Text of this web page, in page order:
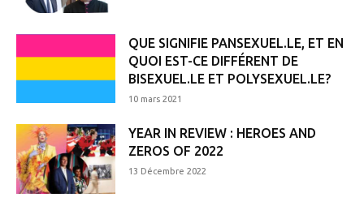
QUE SIGNIFIE PANSEXUEL.LE, ET EN
QUOI EST-CE DIFFÉRENT DE
BISEXUEL.LE ET POLYSEXUEL.LE?
10 mars 2021
YEAR IN REVIEW : HEROES AND
ZEROS OF 2022
13 Décembre 2022